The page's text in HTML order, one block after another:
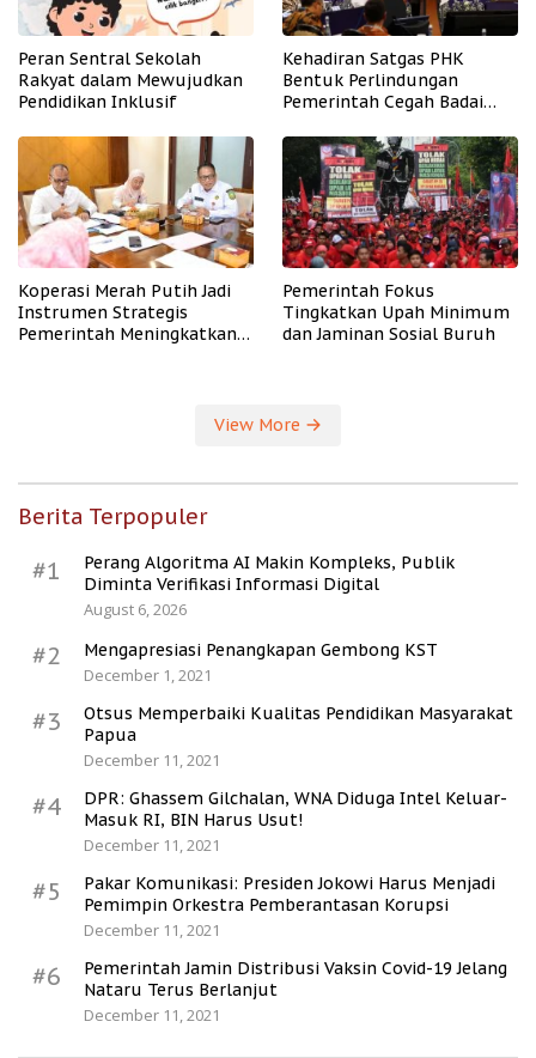
Peran Sentral Sekolah
Rakyat dalam Mewujudkan
Pendidikan Inklusif
Kehadiran Satgas PHK
Bentuk Perlindungan
Pemerintah Cegah Badai
Koperasi Merah Putih Jadi
Instrumen Strategis
Pemerintah Meningkatkan
Pemerintah Fokus
Tingkatkan Upah Minimum
dan Jaminan Sosial Buruh
View More
Berita Terpopuler
#1
Perang Algoritma AI Makin Kompleks, Publik
Diminta Verifikasi Informasi Digital
August 6, 2026
#2
Mengapresiasi Penangkapan Gembong KST
December 1, 2021
#3
Otsus Memperbaiki Kualitas Pendidikan Masyarakat
Papua
December 11, 2021
#4
DPR: Ghassem Gilchalan, WNA Diduga Intel Keluar-
Masuk RI, BIN Harus Usut!
December 11, 2021
#5
Pakar Komunikasi: Presiden Jokowi Harus Menjadi
Pemimpin Orkestra Pemberantasan Korupsi
December 11, 2021
#6
Pemerintah Jamin Distribusi Vaksin Covid-19 Jelang
Nataru Terus Berlanjut
December 11, 2021